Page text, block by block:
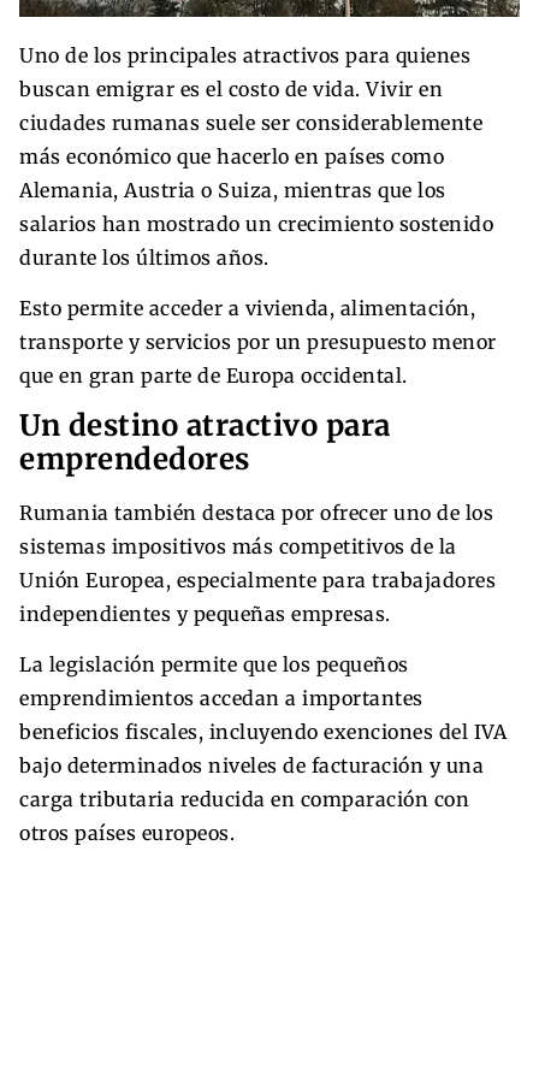
Uno de los principales atractivos para quienes
buscan emigrar es el costo de vida. Vivir en
ciudades rumanas suele ser considerablemente
más económico que hacerlo en países como
Alemania, Austria o Suiza, mientras que los
salarios han mostrado un crecimiento sostenido
durante los últimos años.
Esto permite acceder a vivienda, alimentación,
transporte y servicios por un presupuesto menor
que en gran parte de Europa occidental.
Un destino atractivo para
emprendedores
Rumania también destaca por ofrecer uno de los
sistemas impositivos más competitivos de la
Unión Europea, especialmente para trabajadores
independientes y pequeñas empresas.
La legislación permite que los pequeños
emprendimientos accedan a importantes
beneficios fiscales, incluyendo exenciones del IVA
bajo determinados niveles de facturación y una
carga tributaria reducida en comparación con
otros países europeos.